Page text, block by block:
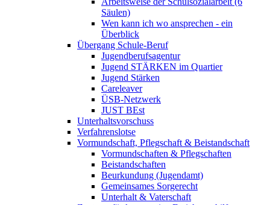
Säulen)
Wen kann ich wo ansprechen - ein
Überblick
Übergang Schule-Beruf
Jugendberufsagentur
Jugend STÄRKEN im Quartier
Jugend Stärken
Careleaver
ÜSB-Netzwerk
JUST BEst
Unterhaltsvorschuss
Verfahrenslotse
Vormundschaft, Pflegschaft & Beistandschaft
Vormundschaften & Pflegschaften
Beistandschaften
Beurkundung (Jugendamt)
Gemeinsames Sorgerecht
Unterhalt & Vaterschaft